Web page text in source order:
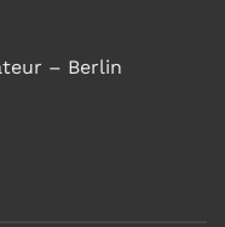
– Berlin